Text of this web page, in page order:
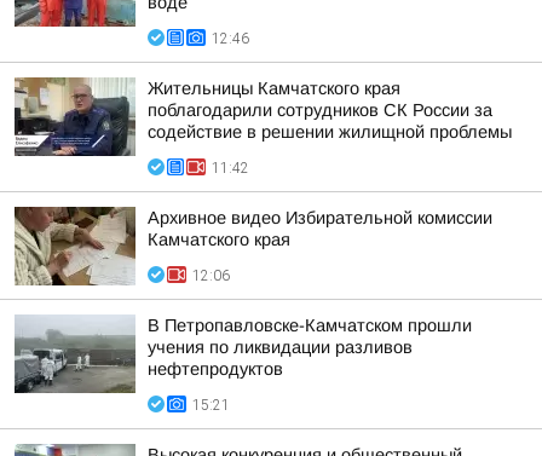
12:46
Жительницы Камчатского края
поблагодарили сотрудников СК России за
содействие в решении жилищной проблемы
11:42
Архивное видео Избирательной комиссии
Камчатского края
12:06
В Петропавловске-Камчатском прошли
учения по ликвидации разливов
нефтепродуктов
15:21